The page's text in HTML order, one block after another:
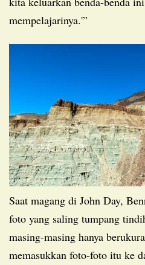
mempelajarinya.'”
Saat magang di John Day, Bennett mengambil ratusan
foto yang saling tumpang
masing-masing hanya
memasukkan foto-foto itu ke